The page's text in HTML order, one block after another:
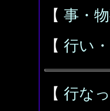
【 事・
【 行い
【 行な